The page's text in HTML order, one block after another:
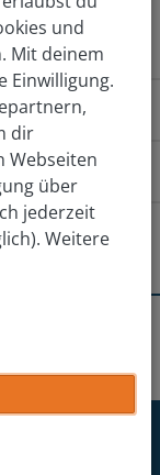
Osten
Südosten
Str.
der rechten
und
Mit deinem
Einwilligung.
dir
Webseiten
über
jederzeit
Weitere